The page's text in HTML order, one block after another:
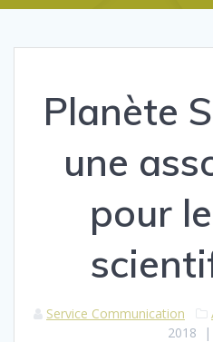
Planète
une
pour
Service Communication
2018 |